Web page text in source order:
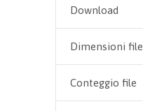
Download
Dimensioni file
Conteggio file